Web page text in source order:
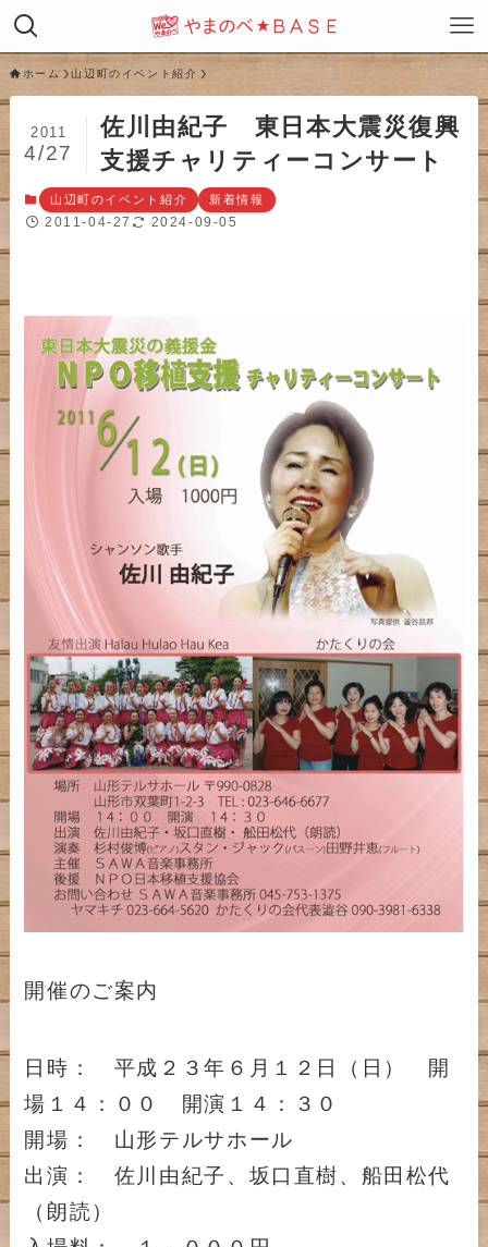
ホーム 山辺町のイベント紹介
佐川由紀子 東日本大震災復興
支援チャリティーコンサート
2011
4/27
山辺町のイベント紹介 新着情報
2011-04-27 2024-09-05
開催のご案内
日時： 平成２３年６月１２日（日） 開
場１４：００ 開演１４：３０
開場： 山形テルサホール
出演： 佐川由紀子、坂口直樹、船田松代
（朗読）